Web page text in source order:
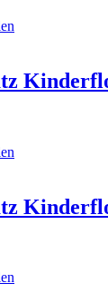
Varianten
auf.
auf
gewählt
werden
Varianten
auf.
auf